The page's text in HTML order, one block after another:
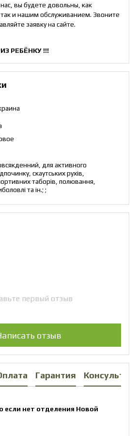
вы будете довольны, как
и нашим обслуживанием. Звоните
заявку на сайте.
РЕБЁНКУ !!!
для активного
скаутських рухів,
таборів, полювання,
та ін.; ;
первый отзыв
отзыв
Гарантия
если нет отделения Новой